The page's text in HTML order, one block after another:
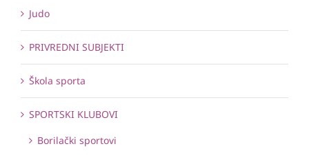
Judo
PRIVREDNI SUBJEKTI
Škola sporta
SPORTSKI KLUBOVI
Borilački sportovi